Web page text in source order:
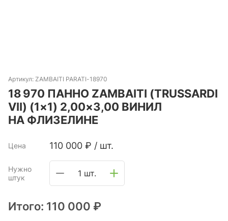
Артикул: ZAMBAITI PARATI-18970
18 970 ПАННО ZAMBAITI (TRUSSARDI
VII) (1×1) 2,00×3,00 ВИНИЛ
НА ФЛИЗЕЛИНЕ
Цена 110 000 ₽ / шт.
Нужно
штук
1 шт.
Итого: 110 000 ₽